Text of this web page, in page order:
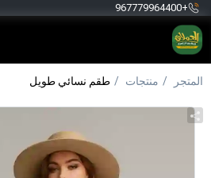
+967779964400
المتجر منتجات طقم نسائي طويل